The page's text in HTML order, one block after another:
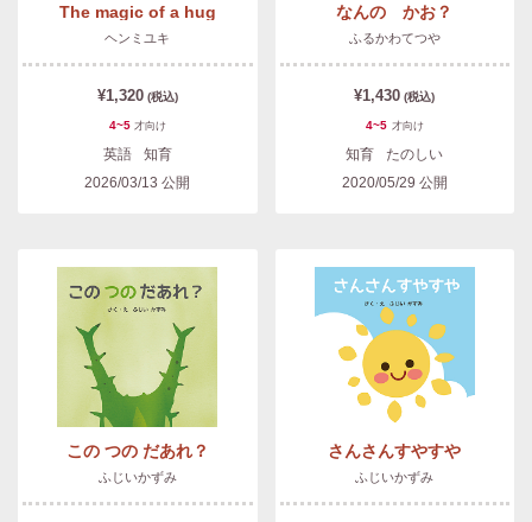
The magic of a hug
ヘンミユキ
¥1,320 (税込)
4~5 才向け
英語
知育
2026/03/13 公開
なんの かお？
ふるかわてつや
¥1,430 (税込)
4~5 才向け
知育
たのしい
2020/05/29 公開
この つの だあれ？
ふじいかずみ
さんさんすやすや
ふじいかずみ